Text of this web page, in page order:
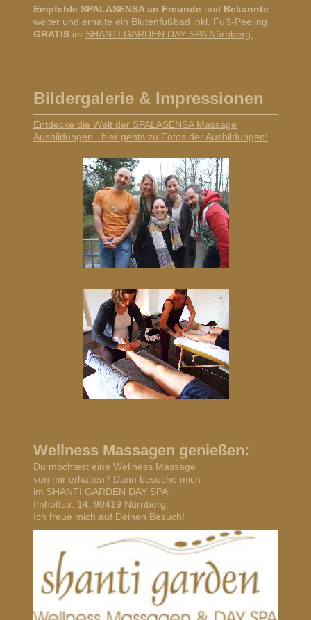
Empfehle SPALASENSA an Freunde und Bekannte
weiter und erhalte ein Blütenfußbad inkl. Fuß-Peeling
GRATIS im SHANTI GARDEN DAY SPA Nürnberg.
Bildergalerie & Impressionen
Entdecke die Welt der SPALASENSA Massage
Ausbildungen...hier gehts zu Fotos der Ausbildungen!
Wellness Massagen genießen:
Du möchtest eine Wellness Massage
von mir erhalten? Dann besuche mich
im SHANTI GARDEN DAY SPA
Imhoffstr. 14, 90419 Nürnberg.
Ich freue mich auf Deinen Besuch!